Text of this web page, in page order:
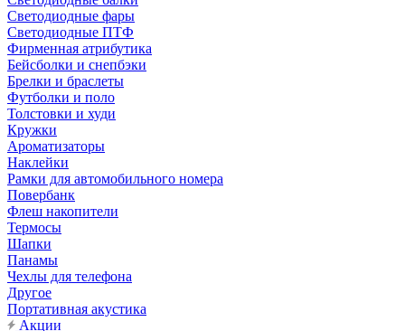
Светодиодные фары
Светодиодные ПТФ
Фирменная атрибутика
Бейсболки и снепбэки
Брелки и браслеты
Футболки и поло
Толстовки и худи
Кружки
Ароматизаторы
Наклейки
Рамки для автомобильного номера
Повербанк
Флеш накопители
Термосы
Шапки
Панамы
Чехлы для телефона
Другое
Портативная акустика
Акции